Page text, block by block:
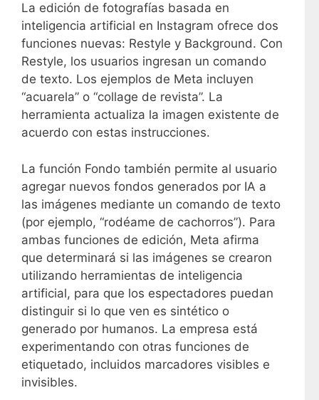
La edición de fotografías basada en
inteligencia artificial en Instagram ofrece dos
funciones nuevas: Restyle y Background. Con
Restyle, los usuarios ingresan un comando
de texto. Los ejemplos de Meta incluyen
“acuarela” o “collage de revista”. La
herramienta actualiza la imagen existente de
acuerdo con estas instrucciones.
La función Fondo también permite al usuario
agregar nuevos fondos generados por IA a
las imágenes mediante un comando de texto
(por ejemplo, “rodéame de cachorros”). Para
ambas funciones de edición, Meta afirma
que determinará si las imágenes se crearon
utilizando herramientas de inteligencia
artificial, para que los espectadores puedan
distinguir si lo que ven es sintético o
generado por humanos. La empresa está
experimentando con otras funciones de
etiquetado, incluidos marcadores visibles e
invisibles.